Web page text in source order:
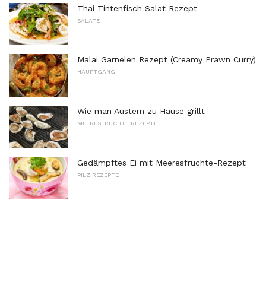
Thai Tintenfisch Salat Rezept
SALATE
Malai Garnelen Rezept (Creamy Prawn Curry)
HAUPTGANG
Wie man Austern zu Hause grillt
MEERESFRÜCHTE REZEPTE
Gedämpftes Ei mit Meeresfrüchte-Rezept
PILZ REZEPTE